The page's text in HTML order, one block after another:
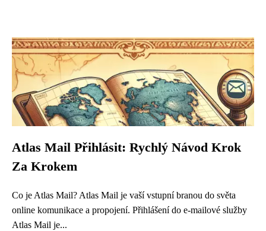
Atlas Mail Přihlásit: Rychlý Návod Krok
Za Krokem
Co je Atlas Mail? Atlas Mail je vaší vstupní branou do světa
online komunikace a propojení. Přihlášení do e-mailové služby
Atlas Mail je...